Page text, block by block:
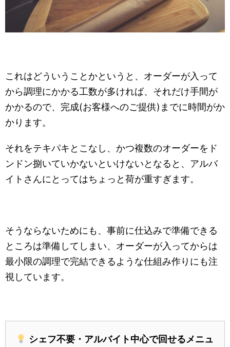
これはどういうことかというと、オーダーが入って
から調理にかかる工数が多ければ、それだけ手間が
かかるので、完成(お客様へのご提供)までに時間がか
かります。
それをテキパキとこなし、かつ複数のオーダーをド
ンドン捌いていかないといけないとなると、アルバ
イトさんにとってはちょっと荷が重すぎます。
そうならないためにも、事前に仕込みで準備できる
ところは準備してしまい、オーダーが入ってからは
最小限の調理で完結できるような仕組み作りにも注
視しています。
シェフ不要・アルバイト中心で回せるメニュ